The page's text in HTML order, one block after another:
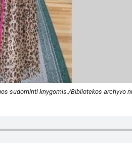
sudominti knygomis./Bibliotekos archyvo